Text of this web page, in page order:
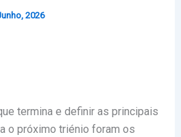
2026
termina e definir as principais
o próximo triénio foram os